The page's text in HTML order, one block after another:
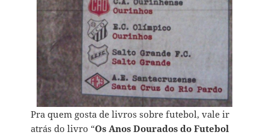
Pra quem gosta de livros sobre futebol, vale ir
atrás do livro “Os Anos Dourados do Futebol